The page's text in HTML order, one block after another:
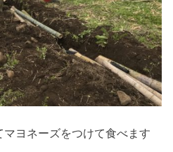
ヨネーズをつけて食べます